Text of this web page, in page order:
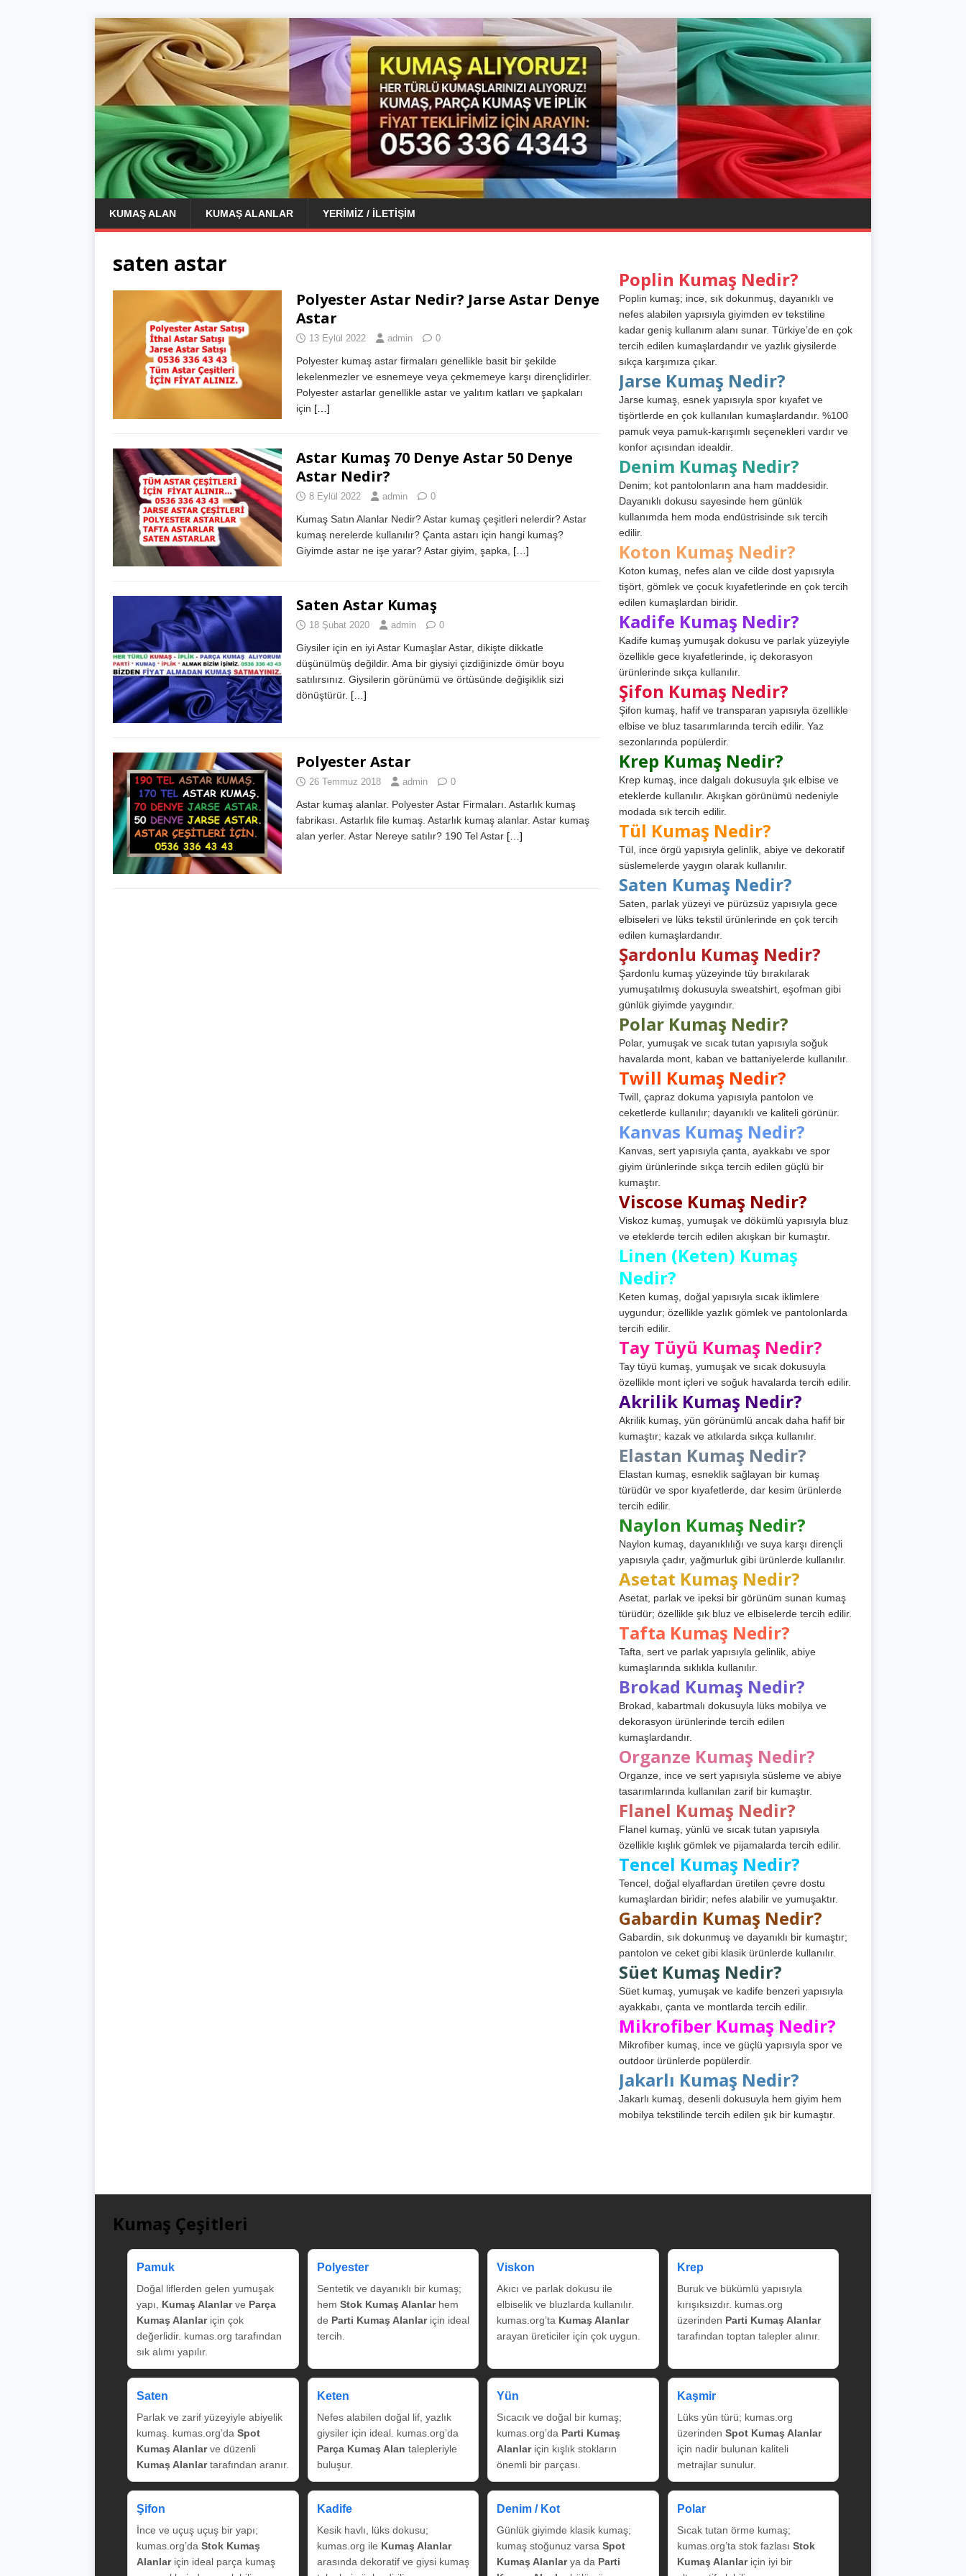
KUMAŞ ALAN KUMAŞ ALANLAR YERIMIZ / İLETIŞIM
saten astar
Polyester Astar Nedir? Jarse Astar Denye
Astar
13 Eylül 2022 admin 0
Polyester kumaş astar firmaları genellikle basit bir şekilde
lekelenmezler ve esnemeye veya çekmemeye karşı dirençlidirler.
Polyester astarlar genellikle astar ve yalıtım katları ve şapkaları
için […]
Astar Kumaş 70 Denye Astar 50 Denye
Astar Nedir?
8 Eylül 2022 admin 0
Kumaş Satın Alanlar Nedir? Astar kumaş çeşitleri nelerdir? Astar
kumaş nerelerde kullanılır? Çanta astarı için hangi kumaş?
Giyimde astar ne işe yarar? Astar giyim, şapka, […]
Saten Astar Kumaş
18 Şubat 2020 admin 0
Giysiler için en iyi Astar Kumaşlar Astar, dikişte dikkatle
düşünülmüş değildir. Ama bir giysiyi çizdiğinizde ömür boyu
satılırsınız. Giysilerin görünümü ve örtüsünde değişiklik sizi
dönüştürür. […]
Polyester Astar
26 Temmuz 2018 admin 0
Astar kumaş alanlar. Polyester Astar Firmaları. Astarlık kumaş
fabrikası. Astarlık file kumaş. Astarlık kumaş alanlar. Astar kumaş
alan yerler. Astar Nereye satılır? 190 Tel Astar […]
Poplin Kumaş Nedir?
Poplin kumaş; ince, sık dokunmuş, dayanıklı ve
nefes alabilen yapısıyla giyimden ev tekstiline
kadar geniş kullanım alanı sunar. Türkiye’de en çok
tercih edilen kumaşlardandır ve yazlık giysilerde
sıkça karşımıza çıkar.
Jarse Kumaş Nedir?
Jarse kumaş, esnek yapısıyla spor kıyafet ve
tişörtlerde en çok kullanılan kumaşlardandır. %100
pamuk veya pamuk-karışımlı seçenekleri vardır ve
konfor açısından idealdir.
Denim Kumaş Nedir?
Denim; kot pantolonların ana ham maddesidir.
Dayanıklı dokusu sayesinde hem günlük
kullanımda hem moda endüstrisinde sık tercih
edilir.
Koton Kumaş Nedir?
Koton kumaş, nefes alan ve cilde dost yapısıyla
tişört, gömlek ve çocuk kıyafetlerinde en çok tercih
edilen kumaşlardan biridir.
Kadife Kumaş Nedir?
Kadife kumaş yumuşak dokusu ve parlak yüzeyiyle
özellikle gece kıyafetlerinde, iç dekorasyon
ürünlerinde sıkça kullanılır.
Şifon Kumaş Nedir?
Şifon kumaş, hafif ve transparan yapısıyla özellikle
elbise ve bluz tasarımlarında tercih edilir. Yaz
sezonlarında popülerdir.
Krep Kumaş Nedir?
Krep kumaş, ince dalgalı dokusuyla şık elbise ve
eteklerde kullanılır. Akışkan görünümü nedeniyle
modada sık tercih edilir.
Tül Kumaş Nedir?
Tül, ince örgü yapısıyla gelinlik, abiye ve dekoratif
süslemelerde yaygın olarak kullanılır.
Saten Kumaş Nedir?
Saten, parlak yüzeyi ve pürüzsüz yapısıyla gece
elbiseleri ve lüks tekstil ürünlerinde en çok tercih
edilen kumaşlardandır.
Şardonlu Kumaş Nedir?
Şardonlu kumaş yüzeyinde tüy bırakılarak
yumuşatılmış dokusuyla sweatshirt, eşofman gibi
günlük giyimde yaygındır.
Polar Kumaş Nedir?
Polar, yumuşak ve sıcak tutan yapısıyla soğuk
havalarda mont, kaban ve battaniyelerde kullanılır.
Twill Kumaş Nedir?
Twill, çapraz dokuma yapısıyla pantolon ve
ceketlerde kullanılır; dayanıklı ve kaliteli görünür.
Kanvas Kumaş Nedir?
Kanvas, sert yapısıyla çanta, ayakkabı ve spor
giyim ürünlerinde sıkça tercih edilen güçlü bir
kumaştır.
Viscose Kumaş Nedir?
Viskoz kumaş, yumuşak ve dökümlü yapısıyla bluz
ve eteklerde tercih edilen akışkan bir kumaştır.
Linen (Keten) Kumaş
Nedir?
Keten kumaş, doğal yapısıyla sıcak iklimlere
uygundur; özellikle yazlık gömlek ve pantolonlarda
tercih edilir.
Tay Tüyü Kumaş Nedir?
Tay tüyü kumaş, yumuşak ve sıcak dokusuyla
özellikle mont içleri ve soğuk havalarda tercih edilir.
Akrilik Kumaş Nedir?
Akrilik kumaş, yün görünümlü ancak daha hafif bir
kumaştır; kazak ve atkılarda sıkça kullanılır.
Elastan Kumaş Nedir?
Elastan kumaş, esneklik sağlayan bir kumaş
türüdür ve spor kıyafetlerde, dar kesim ürünlerde
tercih edilir.
Naylon Kumaş Nedir?
Naylon kumaş, dayanıklılığı ve suya karşı dirençli
yapısıyla çadır, yağmurluk gibi ürünlerde kullanılır.
Asetat Kumaş Nedir?
Asetat, parlak ve ipeksi bir görünüm sunan kumaş
türüdür; özellikle şık bluz ve elbiselerde tercih edilir.
Tafta Kumaş Nedir?
Tafta, sert ve parlak yapısıyla gelinlik, abiye
kumaşlarında sıklıkla kullanılır.
Brokad Kumaş Nedir?
Brokad, kabartmalı dokusuyla lüks mobilya ve
dekorasyon ürünlerinde tercih edilen
kumaşlardandır.
Organze Kumaş Nedir?
Organze, ince ve sert yapısıyla süsleme ve abiye
tasarımlarında kullanılan zarif bir kumaştır.
Flanel Kumaş Nedir?
Flanel kumaş, yünlü ve sıcak tutan yapısıyla
özellikle kışlık gömlek ve pijamalarda tercih edilir.
Tencel Kumaş Nedir?
Tencel, doğal elyaflardan üretilen çevre dostu
kumaşlardan biridir; nefes alabilir ve yumuşaktır.
Gabardin Kumaş Nedir?
Gabardin, sık dokunmuş ve dayanıklı bir kumaştır;
pantolon ve ceket gibi klasik ürünlerde kullanılır.
Süet Kumaş Nedir?
Süet kumaş, yumuşak ve kadife benzeri yapısıyla
ayakkabı, çanta ve montlarda tercih edilir.
Mikrofiber Kumaş Nedir?
Mikrofiber kumaş, ince ve güçlü yapısıyla spor ve
outdoor ürünlerde popülerdir.
Jakarlı Kumaş Nedir?
Jakarlı kumaş, desenli dokusuyla hem giyim hem
mobilya tekstilinde tercih edilen şık bir kumaştır.
Kumaş Çeşitleri
Pamuk
Doğal liflerden gelen yumuşak
yapı, Kumaş Alanlarve Parça
Kumaş Alanlariçin çok
değerlidir. kumas.org tarafından
sık alımı yapılır.
Polyester
Sentetik ve dayanıklı bir kumaş;
hem Stok Kumaş Alanlarhem
de Parti Kumaş Alanlariçin ideal
tercih.
Viskon
Akıcı ve parlak dokusu ile
elbiselik ve bluzlarda kullanılır.
kumas.org’ta Kumaş Alanlar
arayan üreticiler için çok uygun.
Krep
Buruk ve bükümlü yapısıyla
kırışıksızdır. kumas.org
üzerinden Parti Kumaş Alanlar
tarafından toptan talepler alınır.
Saten
Parlak ve zarif yüzeyiyle abiyelik
kumaş. kumas.org’da Spot
Kumaş Alanlarve düzenli
Kumaş Alanlartarafından aranır.
Keten
Nefes alabilen doğal lif, yazlık
giysiler için ideal. kumas.org’da
Parça Kumaş Alan talepleriyle
buluşur.
Yün
Sıcacık ve doğal bir kumaş;
kumas.org’da Parti Kumaş
Alanlariçin kışlık stokların
önemli bir parçası.
Kaşmir
Lüks yün türü; kumas.org
üzerinden Spot Kumaş Alanlar
için nadir bulunan kaliteli
metrajlar sunulur.
Şifon
İnce ve uçuş uçuş bir yapı;
kumas.org’da Stok Kumaş
Alanlariçin ideal parça kumaş
Kadife
Kesik havlı, lüks dokusu;
kumas.org ile Kumaş Alanlar
arasında dekoratif ve giysi kumaş
Denim / Kot
Günlük giyimde klasik kumaş;
kumaş stoğunuz varsa Spot
Kumaş Alanlarya da Parti
Polar
Sıcak tutan örme kumaş;
kumas.org’ta stok fazlası Stok
Kumaş Alanlariçin iyi bir